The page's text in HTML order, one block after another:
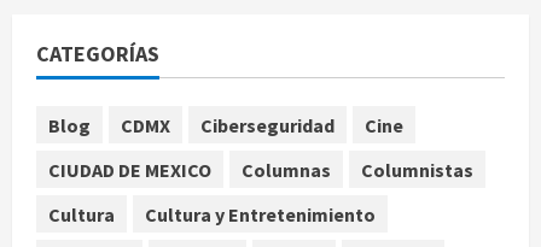
Detienen a ‘El Pony’ con fusil M4,
drogas y arsenal en carretera de
CATEGORÍAS
Blog CDMX Ciberseguridad
Cine
CIUDAD DE MEXICO
Columnas
Columnistas
Cultura
Cultura y Entretenimiento